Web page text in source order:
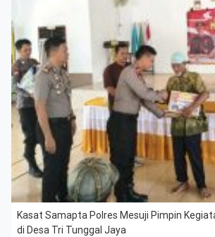
Kasat Samapta Polres Mesuji Pimpin
di Desa Tri Tunggal Jaya